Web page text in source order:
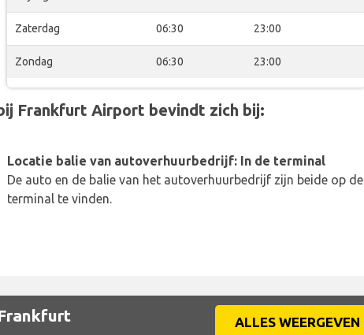
Zaterdag 06:30 23:00
Zondag 06:30 23:00
Frankfurt Airport bevindt zich bij:
Locatie balie van autoverhuurbedrijf: In de terminal
De auto en de balie van het autoverhuurbedrijf zijn beide op de
terminal te vinden.
ALLES WEERGEVEN